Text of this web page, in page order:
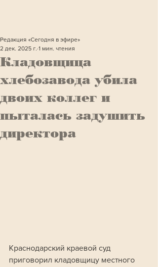
Кладовщица
хлебозавода убила
двоих коллег и
пыталась задушить
директора
Редакция «Сегодня в эфире»
2 дек. 2025 г. 1 мин. чтения
Краснодарский краевой суд
приговорил кладовщицу местного